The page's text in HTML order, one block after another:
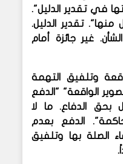
في تقدير الدليل".
تقدير الدليل.
غير جائزة أمام
الواقعة" "الدفع
بحق الدفاع. ما لا
الدفع بعدم
الصلة بها وتلفيق